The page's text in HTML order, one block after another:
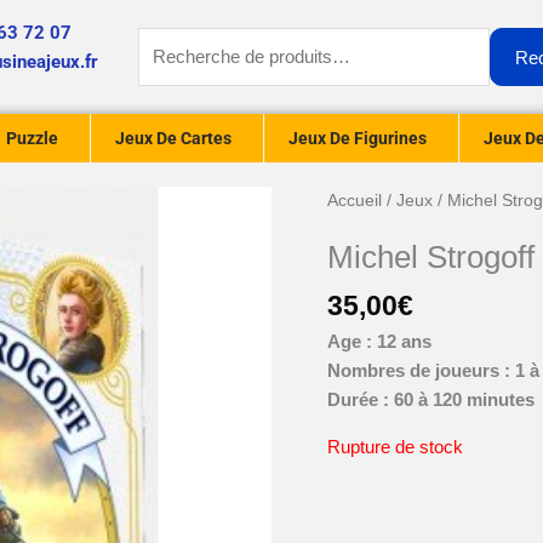
72 07
pour :
Puzzle Jeux De Cartes Jeux De Figurines Jeux
Accueil /Jeux / Michel
Michel Strogoff
35,00€
Age : 12 ans
Nombres de joueurs : 1 à
Durée : 60 à 120 minutes
Rupture de stock